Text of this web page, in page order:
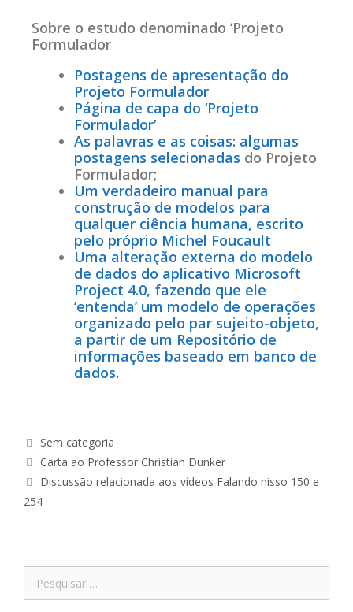
Sobre o estudo denominado ‘Projeto
Formulador
Postagens de apresentação do
Projeto Formulador
Página de capa do ‘Projeto
Formulador’
As palavras e as coisas: algumas
postagens selecionadas do Projeto
Formulador;
Um verdadeiro manual para
construção de modelos para
qualquer ciência humana, escrito
pelo próprio Michel Foucault
Uma alteração externa do modelo
de dados do aplicativo Microsoft
Project 4.0, fazendo que ele
‘entenda’ um modelo de operações
organizado pelo par sujeito-objeto,
a partir de um Repositório de
informações baseado em banco de
dados.
Sem categoria
Carta ao Professor Christian Dunker
Discussão relacionada aos vídeos Falando nisso 150 e
254